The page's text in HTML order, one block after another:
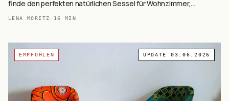
finde den perfekten natürlichen Sessel für Wohnzimmer,
LENA MORITZ · 16 MIN
EMPFOHLEN UPDATE 03.06.2026